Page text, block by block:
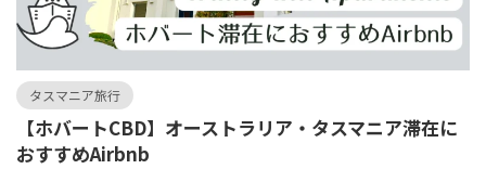
タスマニア旅行
【ホバートCBD】オーストラリア・タスマニア滞在に
おすすめAirbnb